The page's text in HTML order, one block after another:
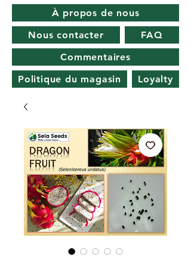
À propos de nous
Nous contacter
FAQ
Commentaires
Politique du magasin
Loyalty